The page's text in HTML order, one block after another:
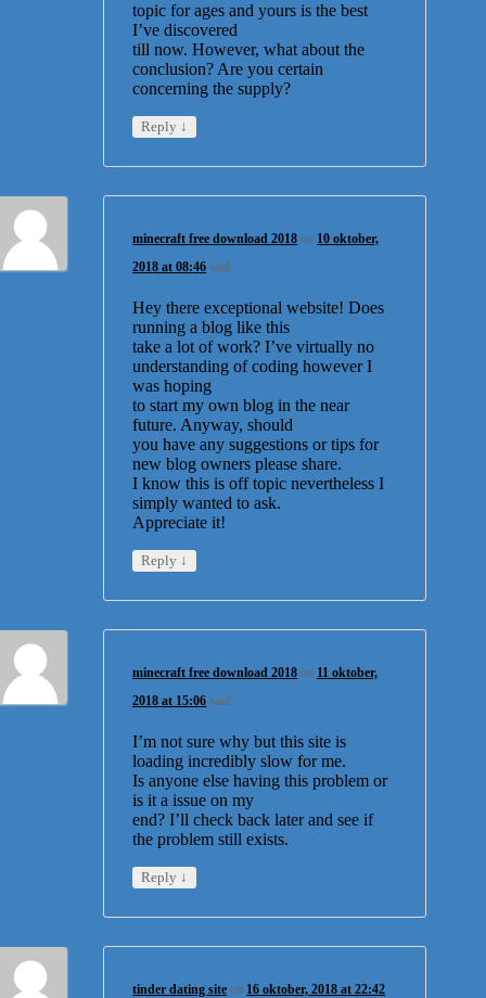
topic for ages and yours is the best
I’ve discovered
till now. However, what about the
conclusion? Are you certain
concerning the supply?
Reply ↓
minecraft free download 2018 on 10 oktober,
2018 at 08:46 said:
Hey there exceptional website! Does
running a blog like this
take a lot of work? I’ve virtually no
understanding of coding however I
was hoping
to start my own blog in the near
future. Anyway, should
you have any suggestions or tips for
new blog owners please share.
I know this is off topic nevertheless I
simply wanted to ask.
Appreciate it!
Reply ↓
minecraft free download 2018 on 11 oktober,
2018 at 15:06 said:
I’m not sure why but this site is
loading incredibly slow for me.
Is anyone else having this problem or
is it a issue on my
end? I’ll check back later and see if
the problem still exists.
Reply ↓
tinder dating site on 16 oktober, 2018 at 22:42